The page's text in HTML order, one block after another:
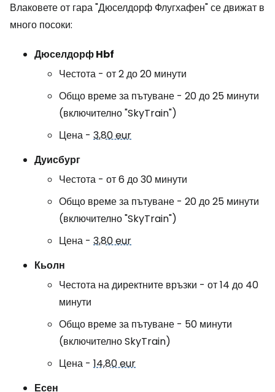
Влаковете от гара "Дюселдорф Флугхафен" се движат в
много посоки:
Дюселдорф Hbf
Честота - от 2 до 20 минути
Общо време за пътуване - 20 до 25 минути
(включително "SkyTrain")
Цена - 3,80 eur
Дуисбург
Честота - от 6 до 30 минути
Общо време за пътуване - 20 до 25 минути
(включително "SkyTrain")
Цена - 3,80 eur
Кьолн
Честота на директните връзки - от 14 до 40
минути
Общо време за пътуване - 50 минути
(включително SkyTrain)
Цена - 14,80 eur
Есен